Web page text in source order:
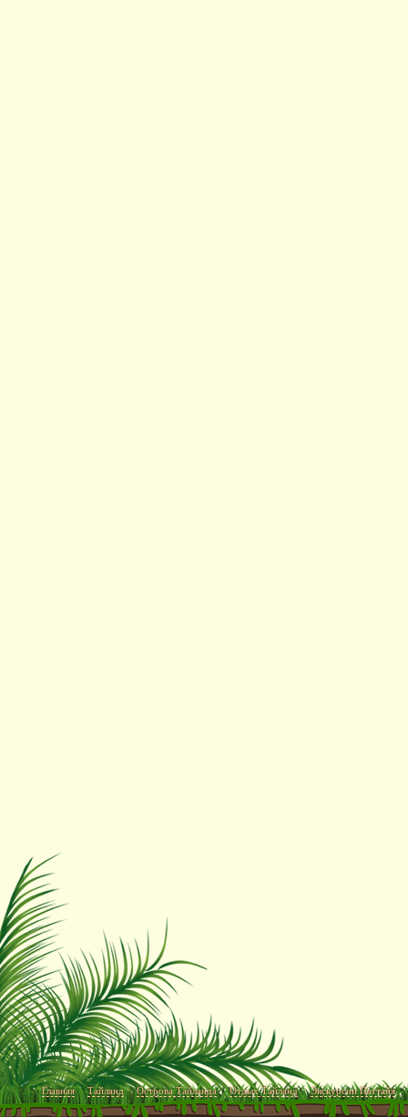
Главная Тайланд Острова Тайланда Отдых Тайланд Экскурсии Паттайя